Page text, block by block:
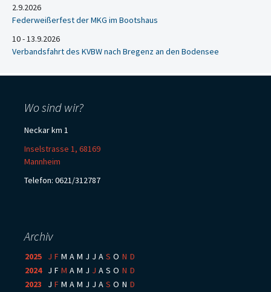
2.9.2026
Federweißerfest der MKG im Bootshaus
10 - 13.9.2026
Verbandsfahrt des KVBW nach Bregenz an den Bodensee
Wo sind wir?
Neckar km 1
Inselstrasse 1, 68169
Mannheim
Telefon: 0621/312787
Archiv
2025 J F M A M J J A S O N D
2024: J F M A M J J A S O N D
2023
J F M A M J J A S O N D